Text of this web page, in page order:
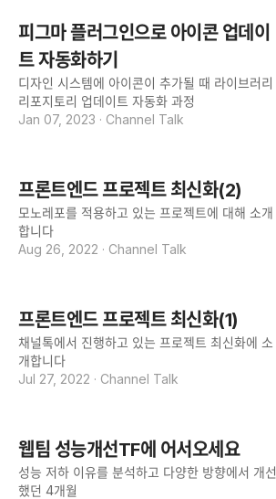
피그마 플러그인으로 아이콘 업데이
트 자동화하기
디자인 시스템에 아이콘이 추가될 때 라이브러리
리포지토리 업데이트 자동화 과정
Jan 07, 2023 · Channel Talk
프론트엔드 프로젝트 최신화(2)
모노레포를 적용하고 있는 프로젝트에 대해 소개
합니다
Aug 26, 2022 · Channel Talk
프론트엔드 프로젝트 최신화(1)
채널톡에서 진행하고 있는 프로젝트 최신화에 소
개합니다
Jul 27, 2022 · Channel Talk
웹팀 성능개선TF에 어서오세요
성능 저하 이유를 분석하고 다양한 방향에서 개선
했던 4개월